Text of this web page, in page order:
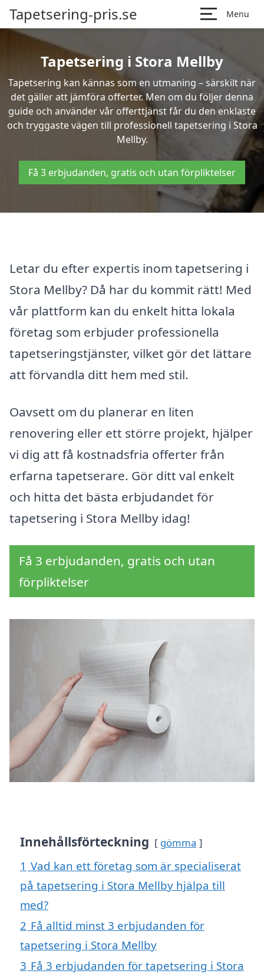
Tapetsering-pris.se Menu
Tapetsering i Stora Mellby
Tapetsering kan kännas som en utmaning – särskilt när
det gäller att jämföra offerter. Men om du följer denna
guide och använder vår offerttjänst får du den enklaste
och tryggaste vägen till professionell tapetsering i Stora
Mellby.
Få 3 erbjudanden, gratis och utan förpliktelser
Letar du efter expertis inom tapetsering i
Stora Mellby? Då har du kommit rätt! Med
vår plattform kan du enkelt hitta lokala
företag som erbjuder professionella
tapetseringstjänster, vilket gör det lättare
att förvandla ditt hem med stil.
Oavsett om du planerar en liten
renovering eller ett större projekt, hjälper
vi dig att få kostnadsfria offerter från
erfarna tapetserare. Gör ditt val enkelt
och hitta det bästa erbjudandet för
tapetsering i Stora Mellby idag!
Få 3 erbjudanden, gratis och utan
förpliktelser
Innehållsförteckning gömma
1 Vad kan ett företag som är specialiserat
på tapetsering i Stora Mellby hjälpa till
med?
2 Få alltid minst 3 erbjudanden för
tapetsering i Stora Mellby
3 Få 3 erbjudanden för tapetsering i Stora